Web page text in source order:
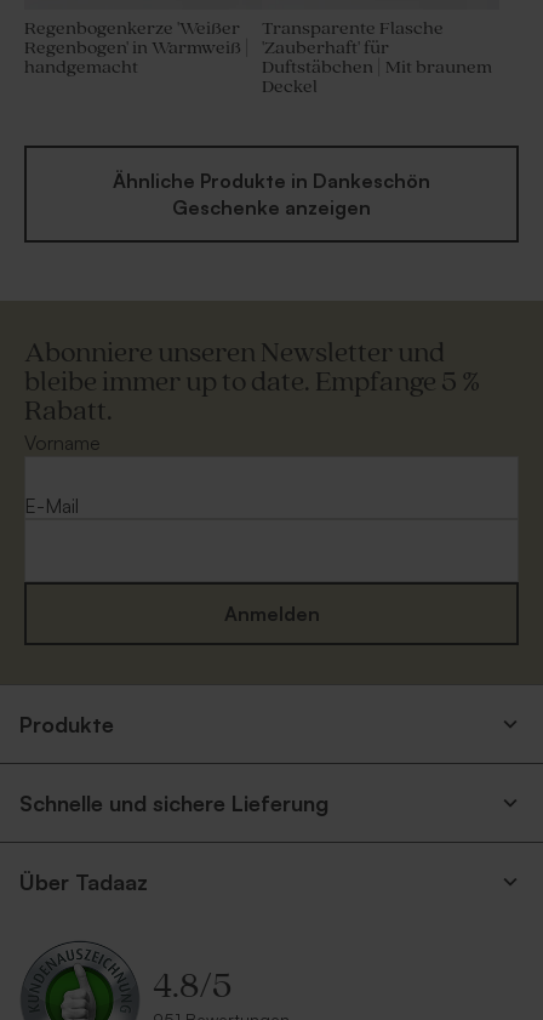
Regenbogenkerze 'Weißer
Regenbogen' in Warmweiß |
handgemacht
Transparente Flasche
'Zauberhaft' für
Duftstäbchen | Mit braunem
Deckel
Ähnliche Produkte in Dankeschön
Geschenke anzeigen
Abonniere unseren Newsletter und
bleibe immer up to date. Empfange 5 %
Rabatt.
Vorname
E-Mail
Anmelden
Produkte
Schnelle und sichere Lieferung
Über Tadaaz
4.8/5